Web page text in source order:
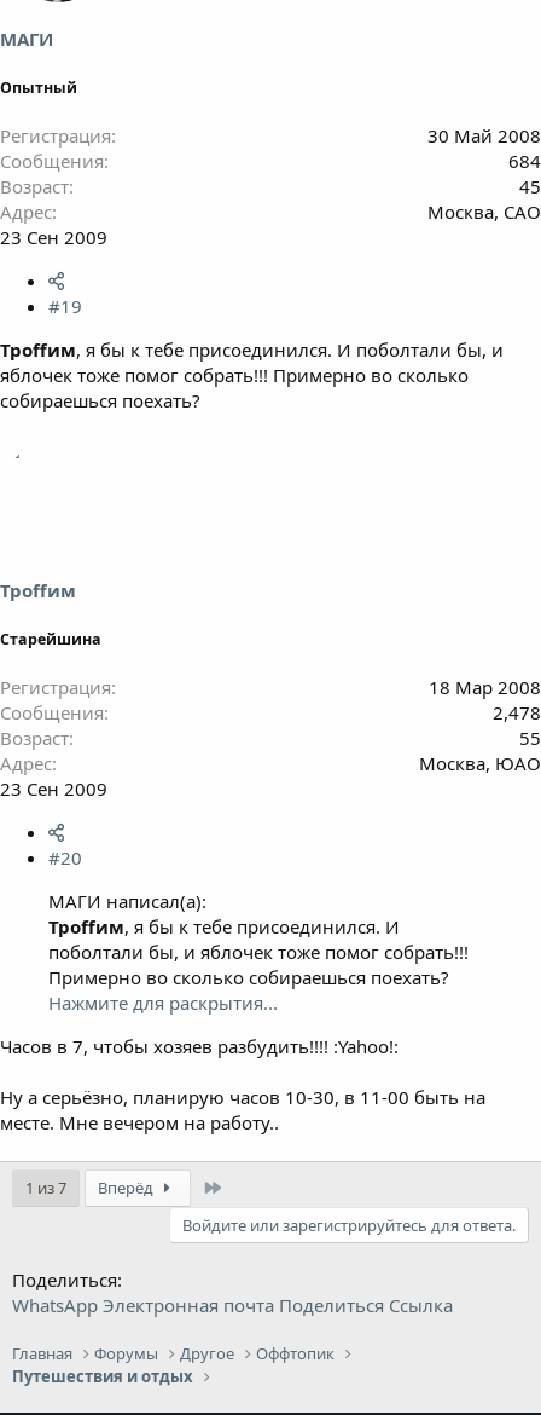
МАГИ
Опытный
Регистрация
30 Май 2008
Сообщения
684
Возраст
45
Адрес
Москва, САО
23 Сен 2009
#19
Троffим, я бы к тебе присоединился. И поболтали бы, и
яблочек тоже помог собрать!!! Примерно во сколько
собираешься поехать?
Троffим
Старейшина
Регистрация
18 Мар 2008
Сообщения
2,478
Возраст
55
Адрес
Москва, ЮАО
23 Сен 2009
#20
МАГИ написал(а):
Троffим, я бы к тебе присоединился. И
поболтали бы, и яблочек тоже помог собрать!!!
Примерно во сколько собираешься поехать?
Нажмите для раскрытия...
Часов в 7, чтобы хозяев разбудить!!!! :Yahoo!:
Ну а серьёзно, планирую часов 10-30, в 11-00 быть на
месте. Мне вечером на работу..
1 из 7 Вперёд
Войдите или зарегистрируйтесь для ответа.
Поделиться:
WhatsApp Электронная почта Поделиться Ссылка
Главная Форумы Другое
Оффтопик
Путешествия и отдых